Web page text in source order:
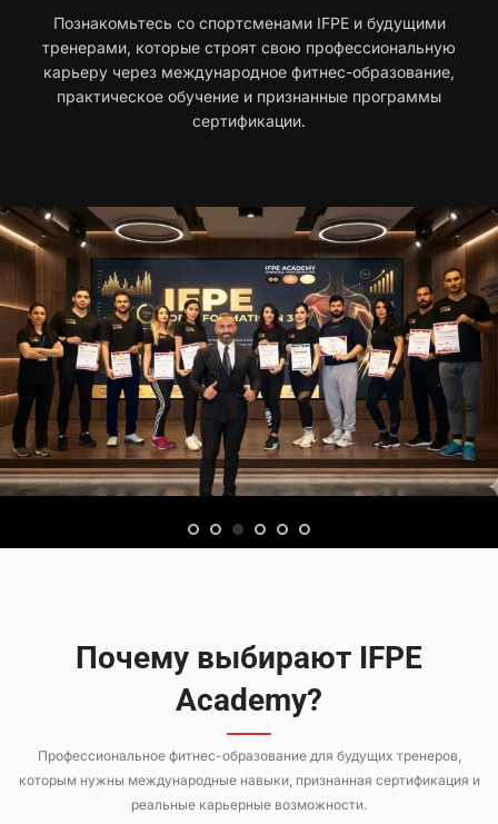
Познакомьтесь со спортсменами IFPE и будущими
тренерами, которые строят свою профессиональную
карьеру через международное фитнес-образование,
практическое обучение и признанные программы
сертификации.
Почему выбирают IFPE
Academy?
Профессиональное фитнес-образование для будущих тренеров,
которым нужны международные навыки, признанная сертификация и
реальные карьерные возможности.